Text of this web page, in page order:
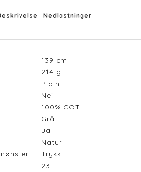
Nedlastninger
139 cm
214 g
Plain
Nei
100% COT
Grå
Ja
Natur
Trykk
23